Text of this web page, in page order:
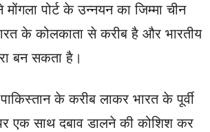
पोर्ट के उन्नयन का जिम्मा चीन
के कोलकाता से करीब है और भारतीय
बन सकता है।
के करीब लाकर भारत के पूर्वी
पर एक साथ दबाव डालने की कोशिश कर